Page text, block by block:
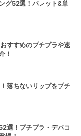
グ52選！パレット&単
すすめのプチプラや速
！
落ちないリップをプチ
選！プチプラ・デパコ